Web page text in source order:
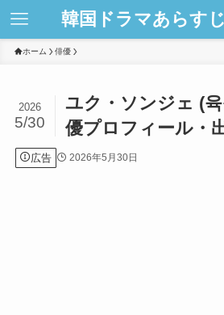
韓国ドラマあらす
ホーム 俳優
ユク・ソンジェ (
優プロフィール・
2026
5/30
広告 2026年5月30日